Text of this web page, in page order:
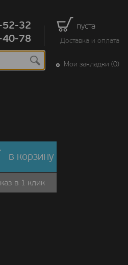
пуста
Доставка и оплата
52-32
40-78
Мои закладки (0)
в корзину
в 1 клик